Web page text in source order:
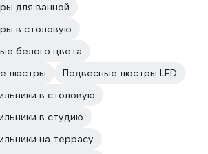
для ванной
в столовую
белого цвета
люстры
Подвесные люстры LED
в столовую
в студию
на террасу